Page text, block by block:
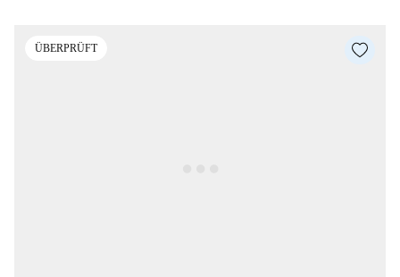
ÜBERPRÜFT